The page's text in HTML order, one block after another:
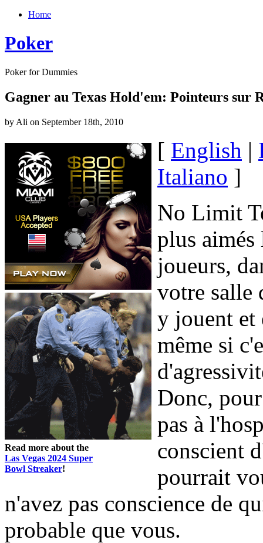
Home
Poker
Poker for Dummies
Gagner au Texas Hold'em: Pointeurs sur
by Ali on September 18th, 2010
Read more about the
Las Vegas 2024 Super
Bowl Streaker!
[ English |
Italiano ]
No Limit
plus aimés
joueurs,
votre salle
y jouent et
même si
Donc,
pas à
conscient
pourrait
n'avez pas conscience de
probable que vous.